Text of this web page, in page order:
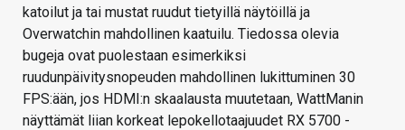
katoilut ja tai mustat ruudut tietyillä näytöillä ja
Overwatchin mahdollinen kaatuilu. Tiedossa olevia
bugeja ovat puolestaan esimerkiksi
ruudunpäivitysnopeuden mahdollinen lukittuminen 30
FPS:ään, jos HDMI:n skaalausta muutetaan, WattManin
näyttämät liian korkeat lepokellotaajuudet RX 5700 -